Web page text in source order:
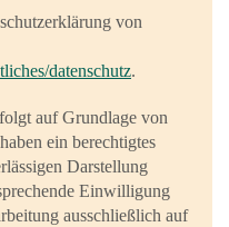
von
datenschutz.
auf Grundlage von
ein berechtigtes
Darstellung
Einwilligung
ausschließlich auf